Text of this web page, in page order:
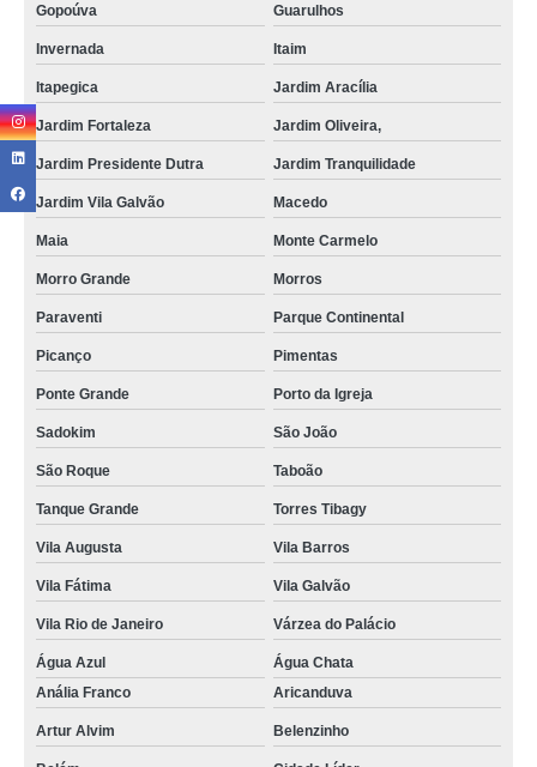
Gopoúva Guarulhos
Invernada Itaim
Itapegica Jardim Aracília
Jardim Fortaleza Jardim Oliveira,
Jardim Presidente Dutra Jardim Tranquilidade
Jardim Vila Galvão Macedo
Maia Monte Carmelo
Morro Grande Morros
Paraventi Parque Continental
Picanço Pimentas
Ponte Grande Porto da Igreja
Sadokim São João
São Roque Taboão
Tanque Grande Torres Tibagy
Vila Augusta Vila Barros
Vila Fátima Vila Galvão
Vila Rio de Janeiro Várzea do Palácio
Água Azul
Água Chata
Anália Franco
Aricanduva
Artur Alvim Belenzinho